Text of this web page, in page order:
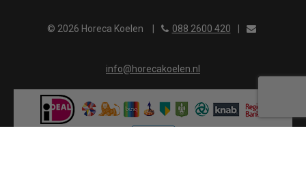
© 2026 Horeca Koelen 088 2600 420
info@horecakoelen.nl